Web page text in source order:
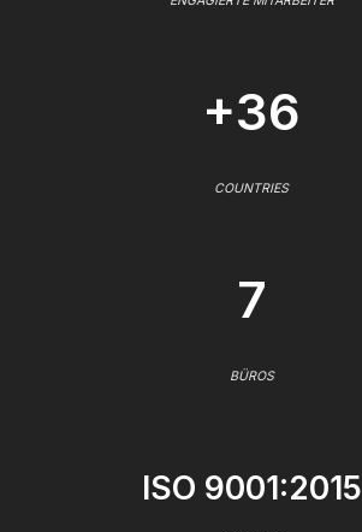
+36
COUNTRIES
7
BÜROS
ISO 9001:2015